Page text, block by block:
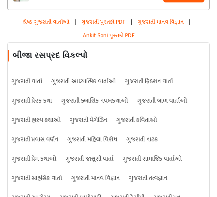
શ્રેષ્ઠ ગુજરાતી વાર્તાઓ | ગુજરાતી પુસ્તકો PDF | ગુજરાતી માનવ વિજ્ઞાન |
Ankit Soni પુસ્તકો PDF
બીજા રસપ્રદ વિકલ્પો
ગુજરાતી વાર્તા ગુજરાતી આધ્યાત્મિક વાર્તાઓ
ગુજરાતી ફિક્શન વાર્તા
ગુજરાતી પ્રેરક કથા
ગુજરાતી ક્લાસિક નવલકથાઓ
ગુજરાતી બાળ વાર્તાઓ
ગુજરાતી હાસ્ય કથાઓ
ગુજરાતી મેગેઝિન
ગુજરાતી કવિતાઓ
ગુજરાતી પ્રવાસ વર્ણન
ગુજરાતી મહિલા વિશેષ
ગુજરાતી નાટક
ગુજરાતી પ્રેમ કથાઓ
ગુજરાતી જાસૂસી વાર્તા
ગુજરાતી સામાજિક વાર્તાઓ
ગુજરાતી સાહસિક વાર્તા
ગુજરાતી માનવ વિજ્ઞાન
ગુજરાતી તત્વજ્ઞાન